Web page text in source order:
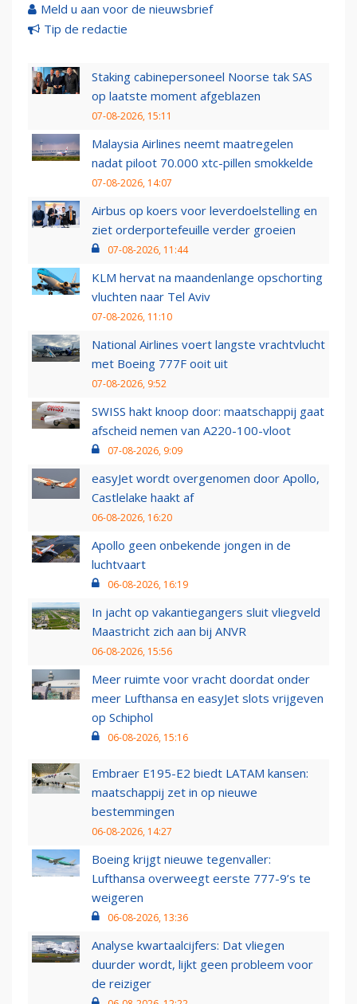
Meld u aan voor de nieuwsbrief
Tip de redactie
Staking cabinepersoneel Noorse tak SAS
op laatste moment afgeblazen
07-08-2026, 15:11
Malaysia Airlines neemt maatregelen
nadat piloot 70.000 xtc-pillen smokkelde
07-08-2026, 14:07
Airbus op koers voor leverdoelstelling en
ziet orderportefeuille verder groeien
07-08-2026, 11:44
KLM hervat na maandenlange opschorting
vluchten naar Tel Aviv
07-08-2026, 11:10
National Airlines voert langste vrachtvlucht
met Boeing 777F ooit uit
07-08-2026, 9:52
SWISS hakt knoop door: maatschappij gaat
afscheid nemen van A220-100-vloot
07-08-2026, 9:09
easyJet wordt overgenomen door Apollo,
Castlelake haakt af
06-08-2026, 16:20
Apollo geen onbekende jongen in de
luchtvaart
06-08-2026, 16:19
In jacht op vakantiegangers sluit vliegveld
Maastricht zich aan bij ANVR
06-08-2026, 15:56
Meer ruimte voor vracht doordat onder
meer Lufthansa en easyJet slots vrijgeven
op Schiphol
06-08-2026, 15:16
Embraer E195-E2 biedt LATAM kansen:
maatschappij zet in op nieuwe
bestemmingen
06-08-2026, 14:27
Boeing krijgt nieuwe tegenvaller:
Lufthansa overweegt eerste 777-9’s te
weigeren
06-08-2026, 13:36
Analyse kwartaalcijfers: Dat vliegen
duurder wordt, lijkt geen probleem voor
de reiziger